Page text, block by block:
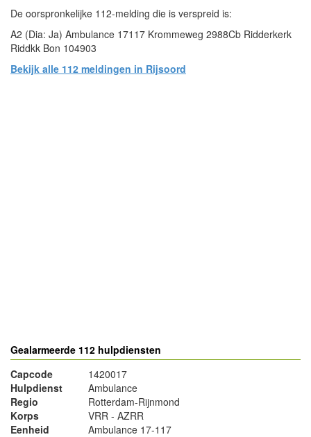
De oorspronkelijke 112-melding die is verspreid is:
A2 (Dia: Ja) Ambulance 17117 Krommeweg 2988Cb Ridderkerk
Riddkk Bon 104903
Bekijk alle 112 meldingen in Rijsoord
Gealarmeerde 112 hulpdiensten
Capcode
1420017
Hulpdienst
Ambulance
Regio
Rotterdam-Rijnmond
Korps
VRR - AZRR
Eenheid
Ambulance 17-117